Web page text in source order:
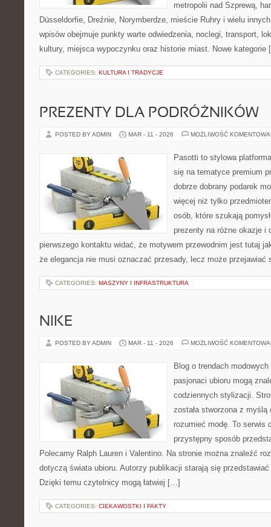
metropolii nad Szprewą,
Düsseldorfie, Dreźnie, Norymberdze, mieście Ruhry i wielu
wpisów obejmuje punkty warte odwiedzenia, noclegi, transport,
kultury, miejsca wypoczynku oraz historie miast. Nowe
CATEGORIES: KULTURA I TRADYCJE
PREZENTY DLA PODRÓŻNIKÓW
POSTED BY ADMIN MAR - 11 - 2026 MOŻLIWOŚĆ
Pasotti to stylowa
się na tematyce premium
dobrze dobrany podarek
więcej niż tylko
osób, które szukają
prezenty na różne okazje i
pierwszego kontaktu widać, że motywem przewodnim jest tutaj
że elegancja nie musi oznaczać przesady, lecz może
CATEGORIES: MASZYNY I INFRASTRUKTURA
NIKE
POSTED BY ADMIN MAR - 11 - 2026 MOŻLIWOŚĆ
Blog o trendach
pasjonaci ubioru mogą
codziennych stylizacji.
została stworzona z
rozumieć modę. To serwis
przystępny sposób
Polecamy Ralph Lauren i Valentino. Na stronie można znaleźć
dotyczą świata ubioru. Autorzy publikacji starają się
Dzięki temu czytelnicy mogą łatwiej […]
CATEGORIES: CIEKAWOSTKI I FAKTY